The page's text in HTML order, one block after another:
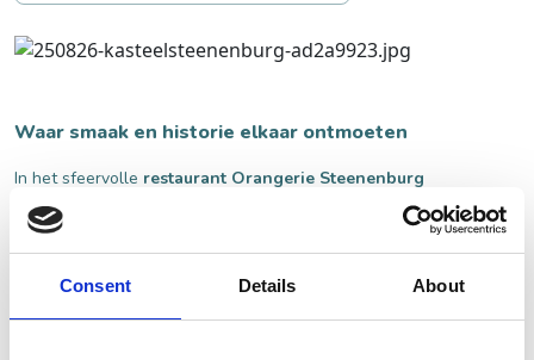
Consent Details About
Waar smaak en historie elkaar ontmoeten
In het sfeervolle restaurant Orangerie Steenenburg
draait alles om seizoensgebonden ingrediënten, klassieke
smaken en een liefdevolle touch van de chef. De open
schermen, terwijl de gerechten met passie en
vakmanschap worden bereid.